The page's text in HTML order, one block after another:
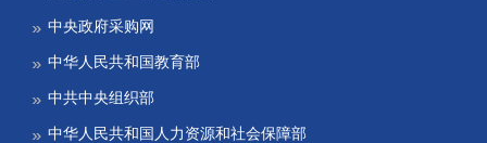
中央政府采购网
中华人民共和国教育部
中共中央组织部
中华人民共和国人力资源和社会保障部